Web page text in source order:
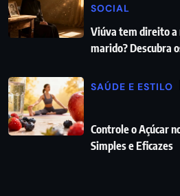
SOCIAL
Viúva tem direito
marido? Descubra
SAÚDE E ESTILO
Controle o Açúcar
Simples e Eficazes